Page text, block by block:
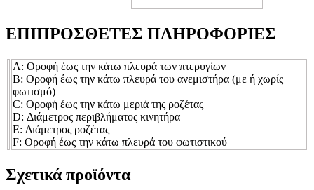
ΕΠΙΠΡΟΣΘΕΤΕΣ ΠΛΗΡΟΦΟΡΙΕΣ
Α: Οροφή έως την κάτω πλευρά των πτερυγίων
Β: Οροφή έως την κάτω πλευρά του ανεμιστήρα (με ή χωρίς
φωτισμό)
C: Οροφή έως την κάτω μεριά της ροζέτας
D: Διάμετρος περιβλήματος κινητήρα
E: Διάμετρος ροζέτας
F: Οροφή έως την κάτω πλευρά του φωτιστικού
Σχετικά προϊόντα